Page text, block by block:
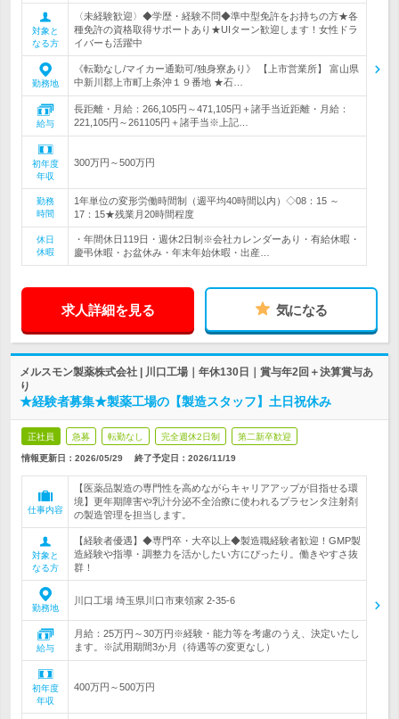
対象と
なる方
〈未経験歓迎〉◆学歴・経験不問◆準中型免許をお持ちの方★各
種免許の資格取得サポートあり★UIターン歓迎します！女性ドラ
イバーも活躍中
勤務地
《転勤なし/マイカー通勤可/独身寮あり》 【上市営業所】 富山県
中新川郡上市町上条沖１９番地 ★石…
給与
長距離・月給：266,105円～471,105円＋諸手当近距離・月給：
221,105円～261105円＋諸手当※上記…
初年度
年収
300万円～500万円
勤務
時間
1年単位の変形労働時間制（週平均40時間以内）◇08：15 ～
17：15★残業月20時間程度
休日
休暇
・年間休日119日・週休2日制※会社カレンダーあり・有給休暇・
慶弔休暇・お盆休み・年末年始休暇・出産…
求人詳細を見る 気になる
メルスモン製薬株式会社 | 川口工場｜年休130日｜賞与年2回＋決算賞与あ
り
★経験者募集★製薬工場の【製造スタッフ】土日祝休み
正社員 急募 転勤なし 完全週休2日制 第二新卒歓迎
情報更新日：2026/05/29 終了予定日： 2026/11/19
仕事内容
【医薬品製造の専門性を高めながらキャリアアップが目指せる環
境】更年期障害や乳汁分泌不全治療に使われるプラセンタ注射剤
の製造管理を担当します。
対象と
なる方
【経験者優遇】◆専門卒・大卒以上◆製造職経験者歓迎！GMP製
造経験や指導・調整力を活かしたい方にぴったり。働きやすさ抜
群！
勤務地
川口工場 埼玉県川口市東領家 2-35-6
給与
月給：25万円～30万円※経験・能力等を考慮のうえ、決定いたし
ます。※試用期間3か月（待遇等の変更なし）
初年度
年収
400万円～500万円